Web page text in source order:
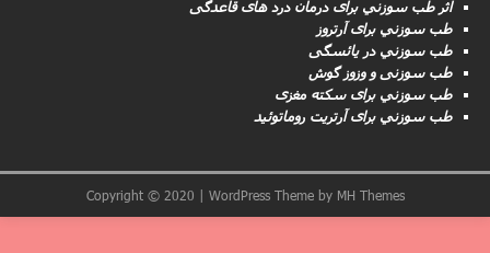
اثر طب سوزني برای درمان درد های قاعدگی
طب سوزني برای آرتروز
طب سوزني در یائسگی
طب سوزنی و وزوز گوش
طب سوزني برای سکته مغزى
طب سوزني برای آرتریت روماتوئید
Copyright © 2020 | WordPress Theme by MH Themes